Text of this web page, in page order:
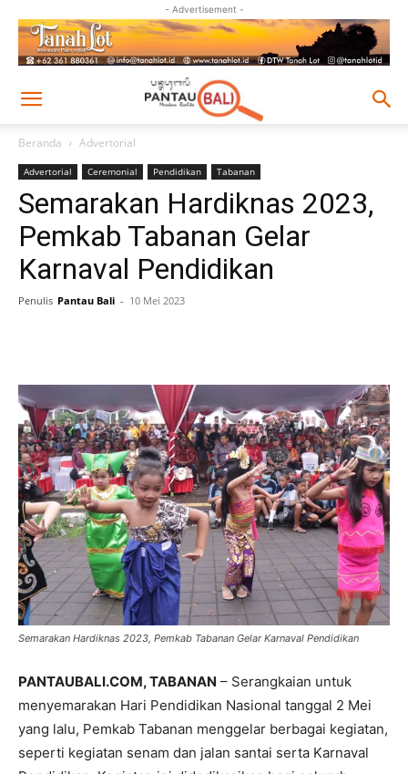
- Advertisement -
Beranda Advertorial
Advertorial Ceremonial Pendidikan Tabanan
Semarakan Hardiknas 2023,
Pemkab Tabanan Gelar
Karnaval Pendidikan
Penulis Pantau Bali - 10 Mei 2023
Semarakan Hardiknas 2023, Pemkab Tabanan Gelar Karnaval Pendidikan
PANTAUBALI.COM, TABANAN – Serangkaian untuk
menyemarakan Hari Pendidikan Nasional tanggal 2 Mei
yang lalu, Pemkab Tabanan menggelar berbagai kegiatan,
seperti kegiatan senam dan jalan santai serta Karnaval